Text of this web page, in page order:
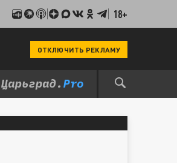
18+
ОТКЛЮЧИТЬ РЕКЛАМУ